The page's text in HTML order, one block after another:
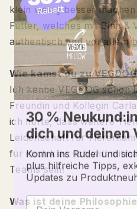
klein wenig besser
Futter, welches mit Sinn &
authentisch und vor allem
Wie kamst du zu
Ich kenne VEGDOG schon
Freundin und Kollegin
ich hörte, dass weitere
Leidenschaft für
für mich klar: Ich will
Teams sein!
Was ist deine
30 %
dich und deinen
Komm ins Rudel und
plus hilfreiche Tipps,
Updates zu